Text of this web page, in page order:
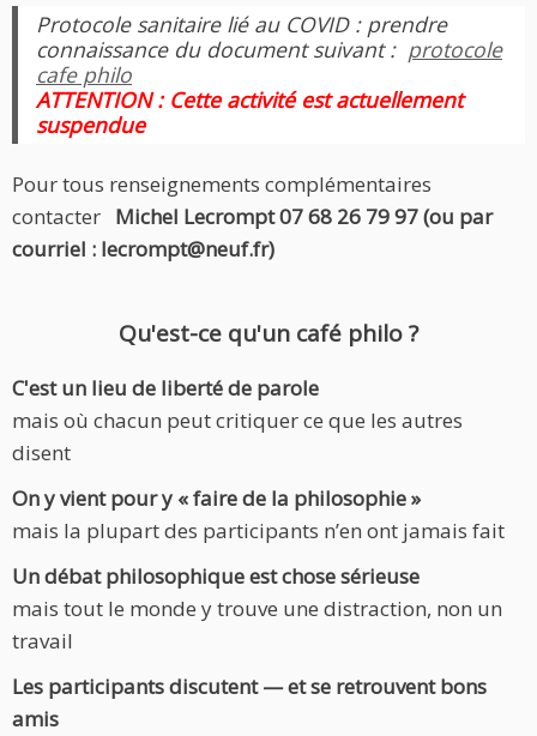
Protocole sanitaire lié au COVID : prendre
connaissance du document suivant : protocole
cafe philo
ATTENTION : Cette activité est actuellement
suspendue
Pour tous renseignements complémentaires
contacter Michel Lecrompt 07 68 26 79 97 (ou par
courriel : lecrompt@neuf.fr)
Qu'est-ce qu'un café philo ?
C'est un lieu de liberté de parole
mais où chacun peut critiquer ce que les autres
disent
On y vient pour y « faire de la philosophie »
mais la plupart des participants n’en ont jamais fait
Un débat philosophique est chose sérieuse
mais tout le monde y trouve une distraction, non un
travail
Les participants discutent — et se retrouvent bons
amis